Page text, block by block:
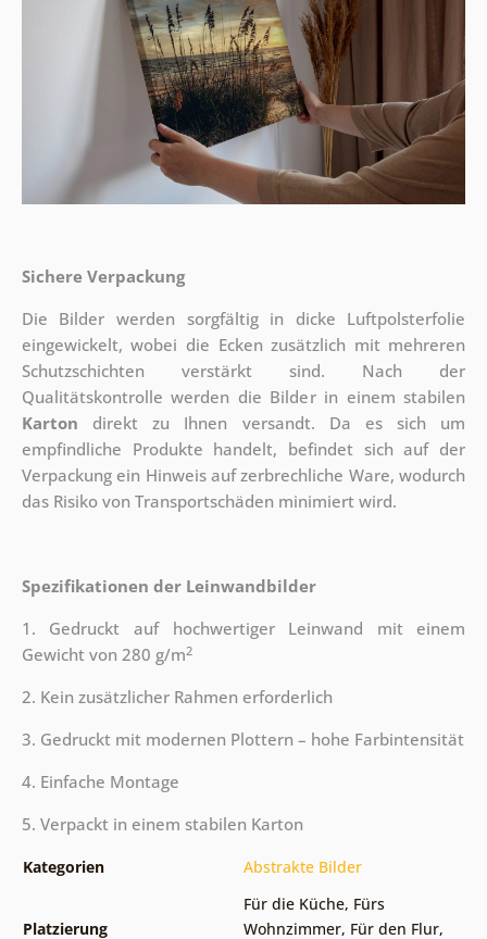
Sichere Verpackung
Die Bilder werden sorgfältig in dicke Luftpolsterfolie
eingewickelt, wobei die Ecken zusätzlich mit mehreren
Schutzschichten verstärkt sind. Nach der
Qualitätskontrolle werden die Bilder in einem stabilen
Karton direkt zu Ihnen versandt. Da es sich um
empfindliche Produkte handelt, befindet sich auf der
Verpackung ein Hinweis auf zerbrechliche Ware, wodurch
das Risiko von Transportschäden minimiert wird.
Spezifikationen der Leinwandbilder
1. Gedruckt auf hochwertiger Leinwand mit einem
Gewicht von 280 g/m2
2. Kein zusätzlicher Rahmen erforderlich
3. Gedruckt mit modernen Plottern – hohe Farbintensität
4. Einfache Montage
5. Verpackt in einem stabilen Karton
Kategorien Abstrakte Bilder
Platzierung
Für die Küche, Fürs
Wohnzimmer, Für den Flur,